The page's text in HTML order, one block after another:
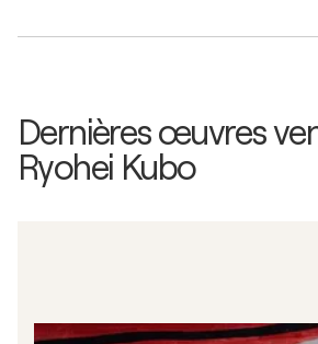
Dernières œuvres
Ryohei Kubo